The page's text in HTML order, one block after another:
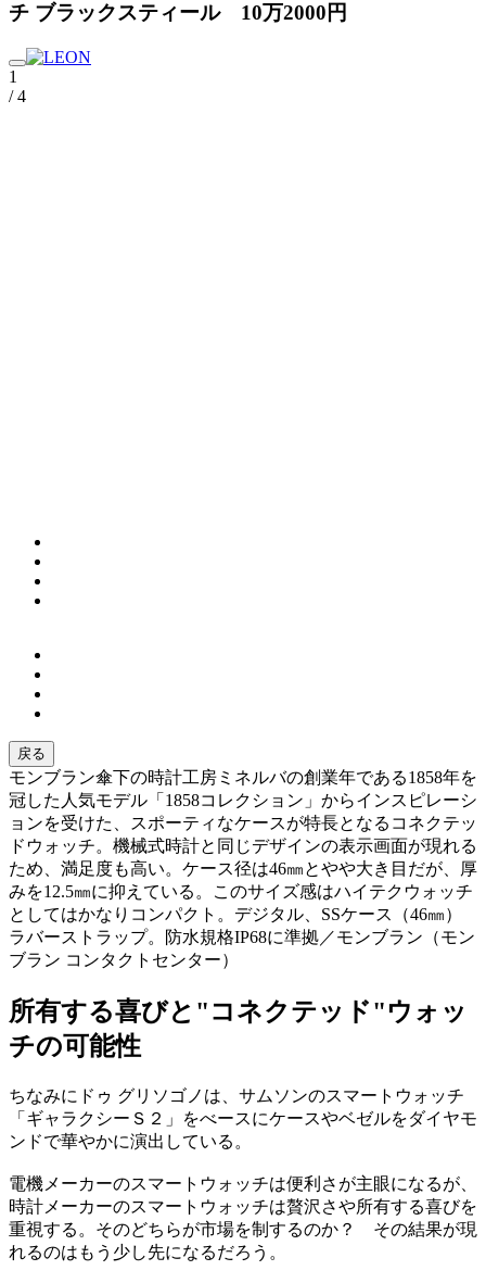
チ ブラックスティール 10万2000円
1
/ 4
戻る
モンブラン傘下の時計工房ミネルバの創業年である1858年を
冠した人気モデル「1858コレクション」からインスピレーシ
ョンを受けた、スポーティなケースが特長となるコネクテッ
ドウォッチ。機械式時計と同じデザインの表示画面が現れる
ため、満足度も高い。ケース径は46㎜とやや大き目だが、厚
みを12.5㎜に抑えている。このサイズ感はハイテクウォッチ
としてはかなりコンパクト。デジタル、SSケース（46㎜）
ラバーストラップ。防水規格IP68に準拠／モンブラン（モン
ブラン コンタクトセンター）
所有する喜びと"コネクテッド"ウォッ
チの可能性
ちなみにドゥ グリソゴノは、サムソンのスマートウォッチ
「ギャラクシーＳ２」をべースにケースやベゼルをダイヤモ
ンドで華やかに演出している。
電機メーカーのスマートウォッチは便利さが主眼になるが、
時計メーカーのスマートウォッチは贅沢さや所有する喜びを
重視する。そのどちらが市場を制するのか？ その結果が現
れるのはもう少し先になるだろう。